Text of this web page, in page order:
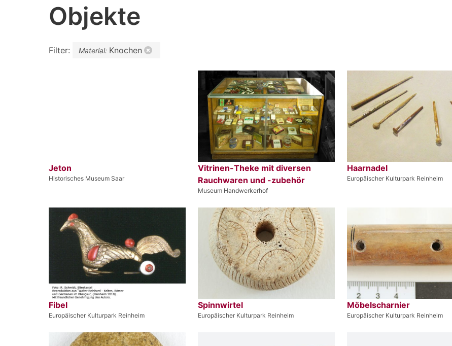
Objekte
Filter: Material: Knochen
Jeton
Historisches Museum Saar
Vitrinen-Theke mit diversen
Rauchwaren und -zubehör
Museum Handwerkerhof
Haarnadel
Europäischer Kulturpark Reinheim
Fibel
Europäischer Kulturpark Reinheim
Spinnwirtel
Europäischer Kulturpark Reinheim
Möbelscharnier
Europäischer Kulturpark Reinheim